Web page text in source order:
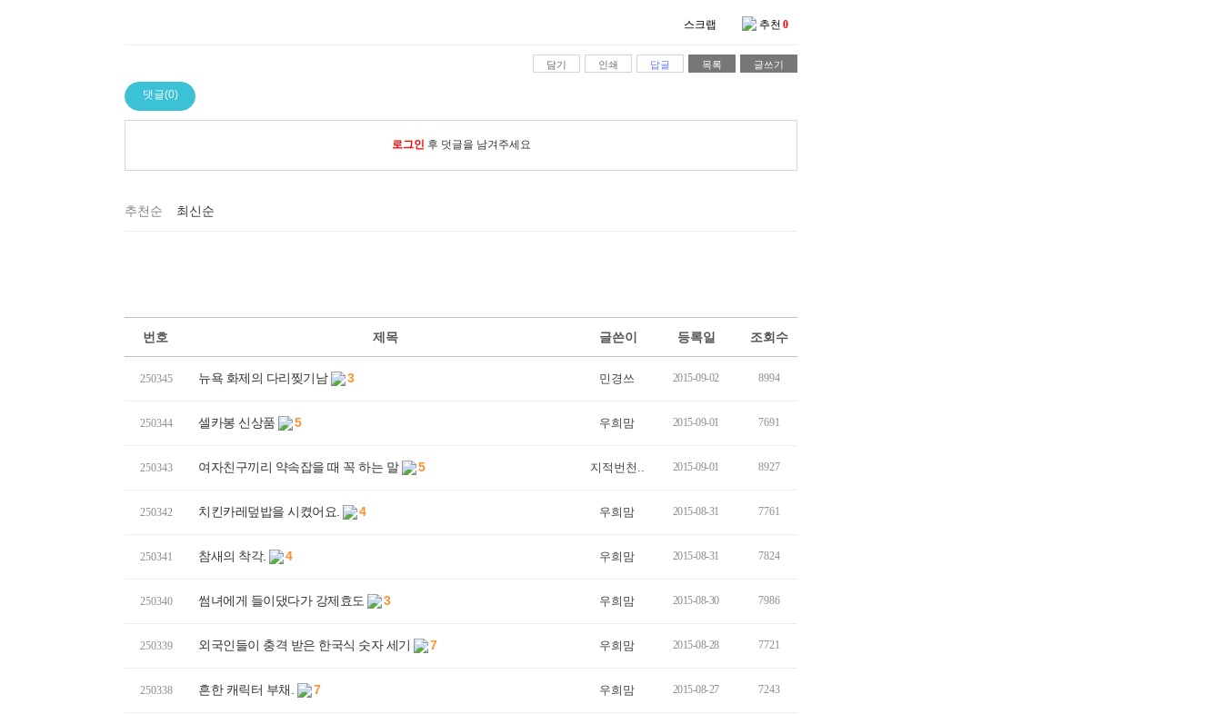
스크랩 추천 0
담기 인쇄 답글 목록 글쓰기
댓글(0)
로그인 후 덧글을 남겨주세요
추천순 최신순
번호 제목 글쓴이 등록일 조회수
250345 뉴욕 화제의 다리찢기남 3 민경쓰 2015-09-02 8994
250344 셀카봉 신상품 5 우희맘 2015-09-01 7691
250343 여자친구끼리 약속잡을 때 꼭 하는 말 5 지적번천.. 2015-09-01 8927
250342 치킨카레덮밥을 시켰어요. 4 우희맘 2015-08-31 7761
250341 참새의 착각. 4 우희맘 2015-08-31 7824
250340 썸녀에게 들이댔다가 강제효도 3 우희맘 2015-08-30 7986
250339 외국인들이 충격 받은 한국식 숫자 세기 7 우희맘 2015-08-28 7721
250338 흔한 캐릭터 부채. 7 우희맘 2015-08-27 7243